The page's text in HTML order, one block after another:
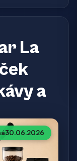
La
a
30.06.2026